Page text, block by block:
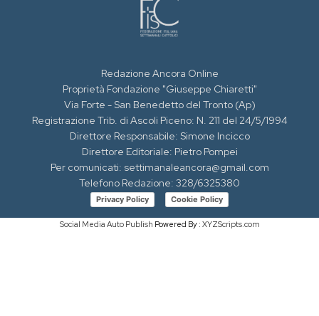
Redazione Ancora Online
Proprietà Fondazione "Giuseppe Chiaretti"
Via Forte - San Benedetto del Tronto (Ap)
Registrazione Trib. di Ascoli Piceno: N. 211 del 24/5/1994
Direttore Responsabile: Simone Incicco
Direttore Editoriale: Pietro Pompei
Per comunicati: settimanaleancora@gmail.com
Telefono Redazione: 328/6325380
Privacy Policy Cookie Policy
Social Media Auto Publish Powered By : XYZScripts.com